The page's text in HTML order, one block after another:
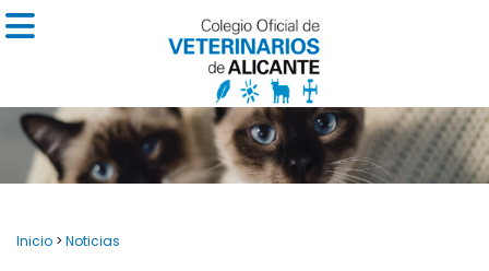
Inicio > Noticias